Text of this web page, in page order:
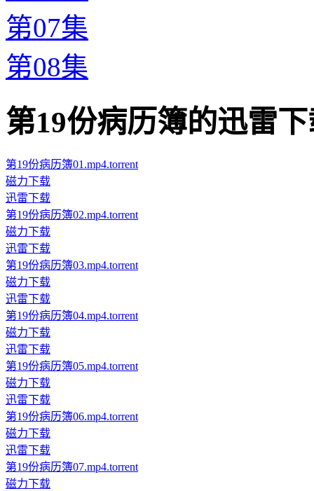
第07集
第08集
第19份病历簿的迅雷下
第19份病历簿01.mp4.torrent
磁力下载
迅雷下载
第19份病历簿02.mp4.torrent
磁力下载
迅雷下载
第19份病历簿03.mp4.torrent
磁力下载
迅雷下载
第19份病历簿04.mp4.torrent
磁力下载
迅雷下载
第19份病历簿05.mp4.torrent
磁力下载
迅雷下载
第19份病历簿06.mp4.torrent
磁力下载
迅雷下载
第19份病历簿07.mp4.torrent
磁力下载